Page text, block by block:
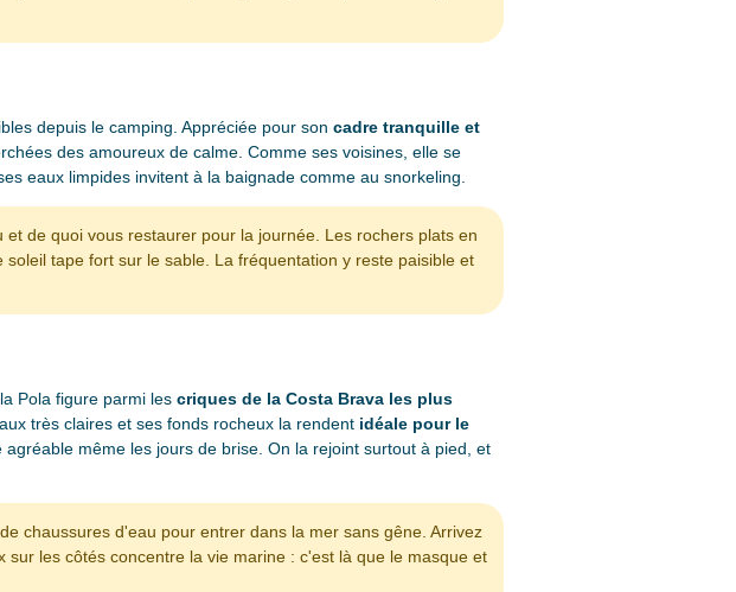
depuis le camping. Appréciée pour son cadre tranquille et
des amoureux de calme. Comme ses voisines, elle se
eaux limpides invitent à la baignade comme au snorkeling.
de quoi vous restaurer pour la journée. Les rochers plats en
tape fort sur le sable. La fréquentation y reste paisible et
Pola figure parmi les criques de la Costa Brava les plus
très claires et ses fonds rocheux la rendent idéale pour le
même les jours de brise. On la rejoint surtout à pied, et
chaussures d'eau pour entrer dans la mer sans gêne. Arrivez
les côtés concentre la vie marine : c'est là que le masque et